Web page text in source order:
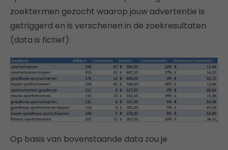
zoektermen gezocht waarop jouw advertentie is
getriggerd en is verschenen in de zoekresultaten
(data is fictief):
Op basis van bovenstaande data zou je